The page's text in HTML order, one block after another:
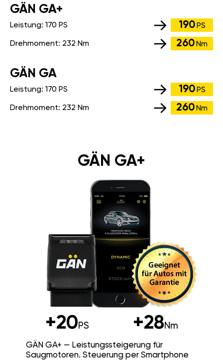
GÄN GA+
Leistung: 170 PS 190 PS
Drehmoment: 232 Nm 260 Nm
GÄN GA
Leistung: 170 PS 190 PS
Drehmoment: 232 Nm 260 Nm
GÄN GA+
+20PS +28Nm
GÄN GA+ — Leistungssteigerung für
Saugmotoren. Steuerung per Smartphone